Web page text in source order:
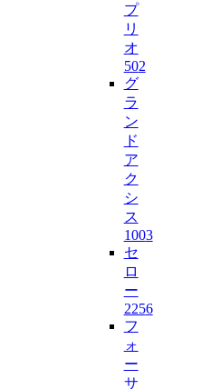
プ
リ
オ
502
グ
ラ
ン
ド
ア
ク
シ
ス
1003
セ
ロ
ー
2256
フ
ォ
ー
サ